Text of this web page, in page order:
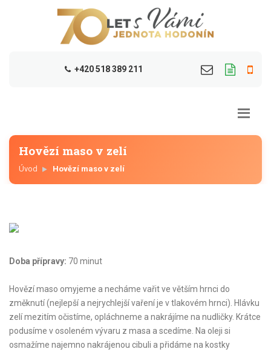
+420 518 389 211
Hovězí maso v zelí
Úvod Hovězí maso v zelí
Doba přípravy: 70 minut
Hovězí maso omyjeme a necháme vařit ve větším hrnci do
změknutí (nejlepší a nejrychlejší vaření je v tlakovém hrnci). Hlávku
zelí mezitím očistíme, opláchneme a nakrájíme na nudličky. Krátce
podusíme v osoleném vývaru z masa a scedíme. Na oleji si
osmažíme najemno nakrájenou cibuli a přidáme na kostky